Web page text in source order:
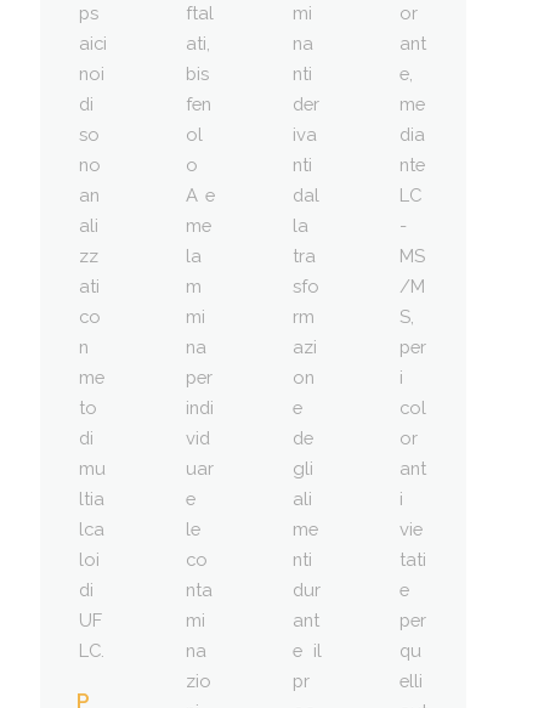
ps
aici
noi
di
so
no
an
ali
zz
ati
co
n
me
to
di
mu
ltia
lca
loi
di
UF
LC.
P
ftal
ati,
bis
fen
ol
o
A e
me
la
m
mi
na
per
indi
vid
uar
e
le
co
nta
mi
na
zio
mi
na
nti
der
iva
nti
dal
la
tra
sfo
rm
azi
on
e
de
gli
ali
me
nti
dur
ant
e il
pr
or
ant
e,
me
dia
nte
LC
-
MS
/M
S,
per
i
col
or
ant
i
vie
tati
e
per
qu
elli